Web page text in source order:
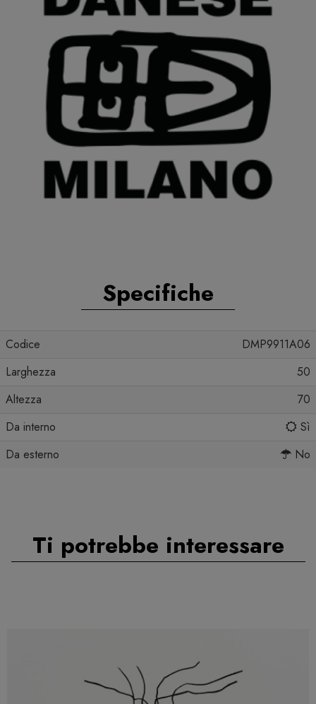
Specifiche
Codice
DMP9911A06
Larghezza
50
Altezza
70
Da interno
Sì
Da esterno
No
Ti potrebbe interessare